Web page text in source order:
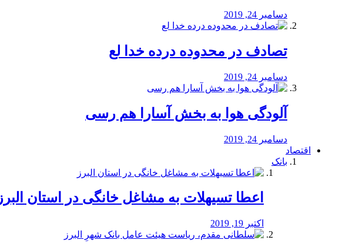
دسامبر 24, 2019
تصادف در محدوده درده خدا لع
دسامبر 24, 2019
آلودگی هوا به بخش آسارا هم رسی
دسامبر 24, 2019
اقتصاد
بانک
️اعطا تسیهلات به مشاغل خانگی در استان البرز
اکتبر 19, 2019